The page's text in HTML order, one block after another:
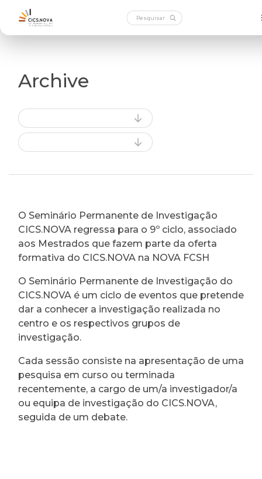
Archive
O Seminário Permanente de Investigação
CICS.NOVA regressa para o 9º ciclo, associado
aos Mestrados que fazem parte da oferta
formativa do CICS.NOVA na NOVA FCSH
O Seminário Permanente de Investigação do
CICS.NOVA é um ciclo de eventos que pretende
dar a conhecer a investigação realizada no
centro e os respectivos grupos de
investigação.
Cada sessão consiste na apresentação de uma
pesquisa em curso ou terminada
recentemente, a cargo de um/a investigador/a
ou equipa de investigação do CICS.NOVA,
seguida de um debate.